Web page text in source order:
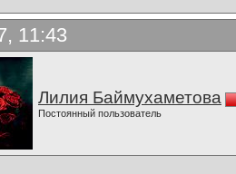
11:43
Лилия Баймухаметова
Постоянный пользователь